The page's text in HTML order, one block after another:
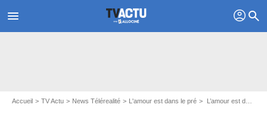
menu profil search
Accueil TV Actu News Télérealité L'amour est dans le pré L’amour est dans le pré : Perrine commence la semaine avec "des examens"